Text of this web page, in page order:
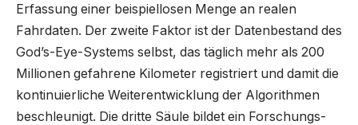
Erfassung einer beispiellosen Menge an realen
Fahrdaten. Der zweite Faktor ist der Datenbestand des
God’s-Eye-Systems selbst, das täglich mehr als 200
Millionen gefahrene Kilometer registriert und damit die
kontinuierliche Weiterentwicklung der Algorithmen
beschleunigt. Die dritte Säule bildet ein Forschungs-